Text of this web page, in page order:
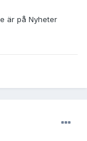
är på Nyheter